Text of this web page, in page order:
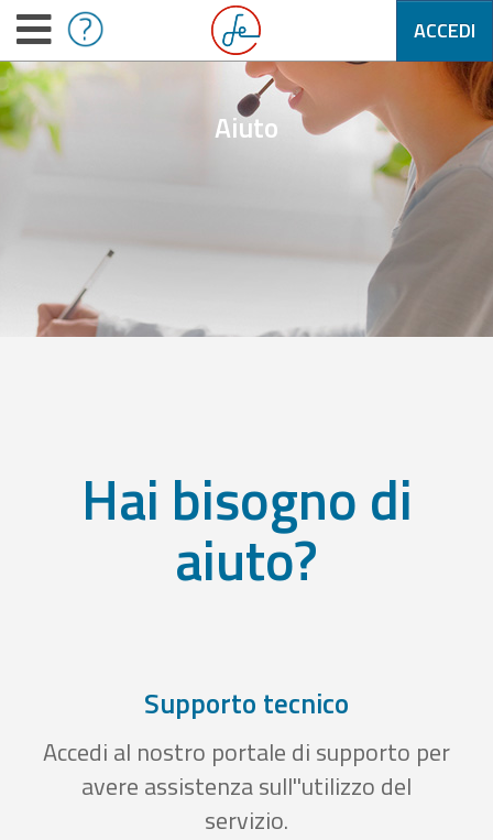
ACCEDI
Aiuto
Hai bisogno di
aiuto?
Supporto tecnico
Accedi al nostro portale di supporto per
avere assistenza sull''utilizzo del
servizio.